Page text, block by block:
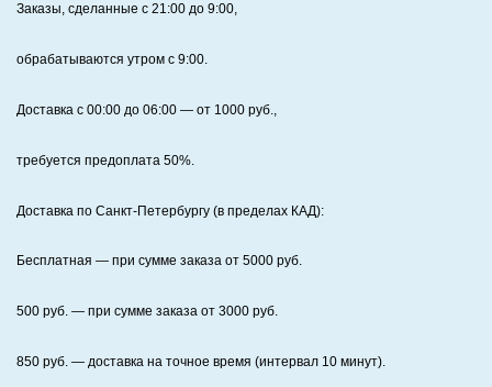
Заказы, сделанные с 21:00 до 9:00,
обрабатываются утром с 9:00.
Доставка с 00:00 до 06:00 — от 1000 руб.,
требуется предоплата 50%
Доставка по Санкт‑Петербургу (в пределах КАД):
Бесплатная — при сумме заказа от 5000 руб.
500 руб. — при сумме заказа от 3000 руб.
850 руб. — доставка на точное время (интервал 10 минут).